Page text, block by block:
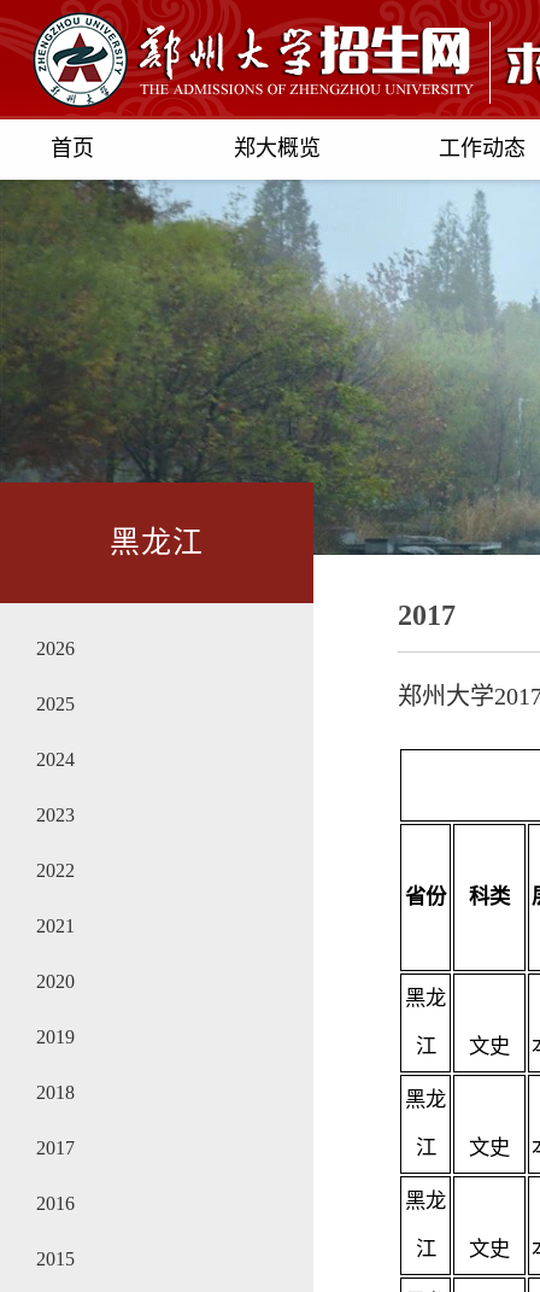
首页 郑大概览 工作动态
黑龙江
2026
2025
2024
2023
2022
2021
2020
2019
2018
2017
2016
2015
2017
郑州大学
省份 科类
黑龙
江 文史
黑龙
江 文史
黑龙
江 文史